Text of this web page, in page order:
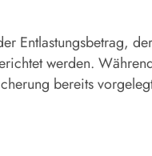
Entlastungsbetrag,
werden.
bereits